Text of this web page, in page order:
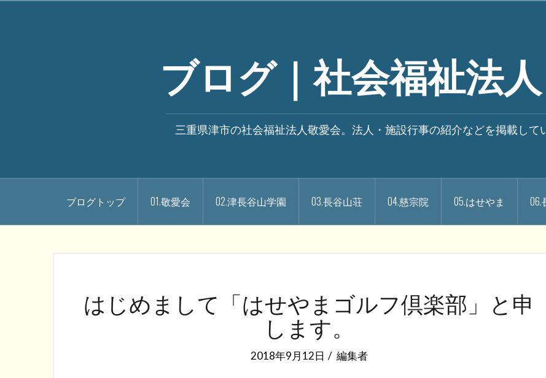
ブログ｜社会福祉法
三重県津市の社会福祉法人敬愛会。法人・施設行事の紹介などを掲載して
ブログトップ 01.敬愛会 02.津長谷山学園 03.長谷山荘 04.慈宗院 05.はせやま 06.
はじめまして「はせやまゴルフ倶楽部」と申
します。
2018年9月12日 編集者